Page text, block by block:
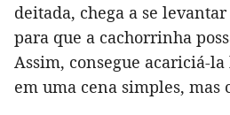
deitada, chega a se
para que a cachorrinha
Assim, consegue acariciá-
em uma cena simples, mas